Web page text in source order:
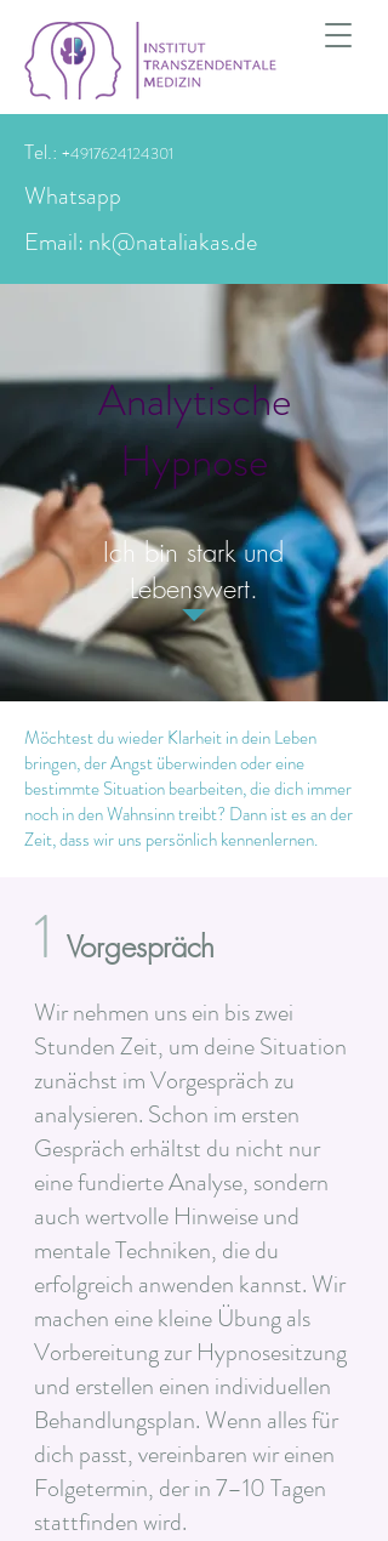
Tel.: +4917624124301
Whatsapp
Email: nk@nataliakas.de
Analytische
Hypnose
Ich bin stark und
Lebenswert.
Möchtest du wieder Klarheit in dein Leben
bringen, der Angst überwinden oder eine
bestimmte Situation bearbeiten, die dich immer
noch in den Wahnsinn treibt? Dann ist es an der
Zeit, dass wir uns persönlich kennenlernen.
1 Vorgespräch
Wir nehmen uns ein bis zwei
Stunden Zeit, um deine Situation
zunächst im Vorgespräch zu
analysieren. Schon im ersten
Gespräch erhältst du nicht nur
eine fundierte Analyse, sondern
auch wertvolle Hinweise und
mentale Techniken, die du
erfolgreich anwenden kannst. Wir
machen eine kleine Übung als
Vorbereitung zur Hypnosesitzung
und erstellen einen individuellen
Behandlungsplan. Wenn alles für
dich passt, vereinbaren wir einen
Folgetermin, der in 7–10 Tagen
stattfinden wird.